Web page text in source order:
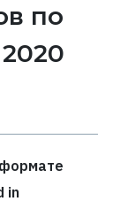
по
in